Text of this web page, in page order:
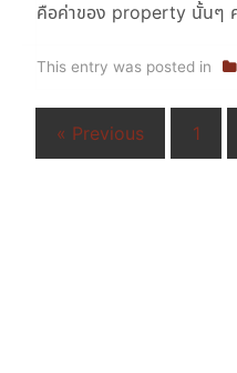
คือค่าของ property นั้นๆ
This entry was posted in
« Previous 1